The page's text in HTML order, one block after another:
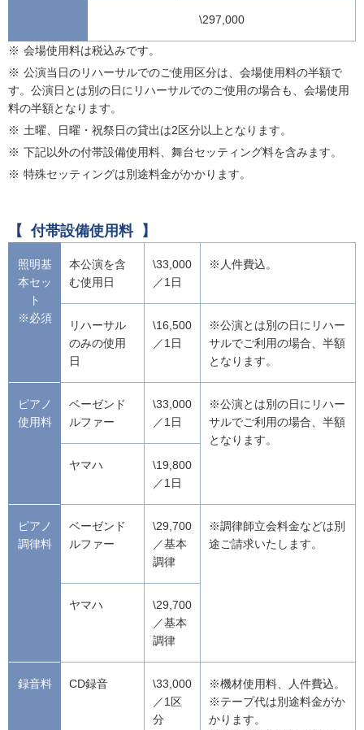
\297,000
会場使用料は税込みです。
公演当日のリハーサルでのご使用区分は、会場使用料の半額で
す。公演日とは別の日にリハーサルでのご使用の場合も、会場使用
料の半額となります。
土曜、日曜・祝祭日の貸出は2区分以上となります。
下記以外の付帯設備使用料、舞台セッティング料を含みます。
特殊セッティングは別途料金がかかります。
付帯設備使用料
照明基
本セッ
ト
※必須
本公演を含
む使用日
\33,000
／1日
※人件費込。
リハーサル
のみの使用
日
\16,500
／1日
※公演とは別の日にリハー
サルでご利用の場合、半額
となります。
ピアノ
使用料
ベーゼンド
ルファー
\33,000
／1日
※公演とは別の日にリハー
サルでご利用の場合、半額
となります。
ヤマハ
\19,800
／1日
ピアノ
調律料
ベーゼンド
ルファー
\29,700
／基本
調律
※調律師立会料金などは別
途ご請求いたします。
ヤマハ
\29,700
／基本
調律
録音料 CD録音
\33,000
／1区
分
※機材使用料、人件費込。
※テープ代は別途料金がか
かります。